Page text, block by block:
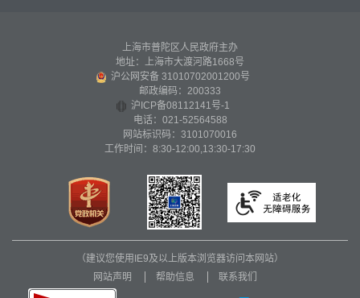
上海市普陀区人民政府主办
地址：上海市大渡河路1668号
沪公网安备 31010702001200号
邮政编码：200333
沪ICP备08112141号-1
电话：021-52564588
网站标识码：3101070016
工作时间：8:30-12:00,13:30-17:30
（建议您使用IE9及以上版本浏览器访问本网站）
网站声明
帮助信息 联系我们